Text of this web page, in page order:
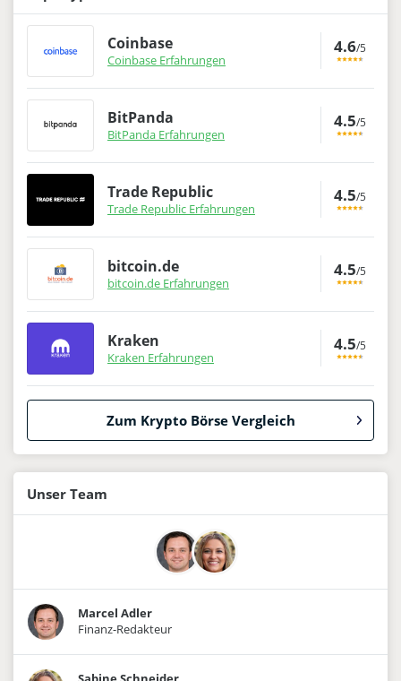
Coinbase
Coinbase Erfahrungen
4.6/5
BitPanda
BitPanda Erfahrungen
4.5/5
Trade Republic
Trade Republic Erfahrungen
4.5/5
bitcoin.de
bitcoin.de Erfahrungen
4.5/5
Kraken
Kraken Erfahrungen
4.5/5
Zum Krypto Börse Vergleich
Unser Team
Marcel Adler
Finanz-Redakteur